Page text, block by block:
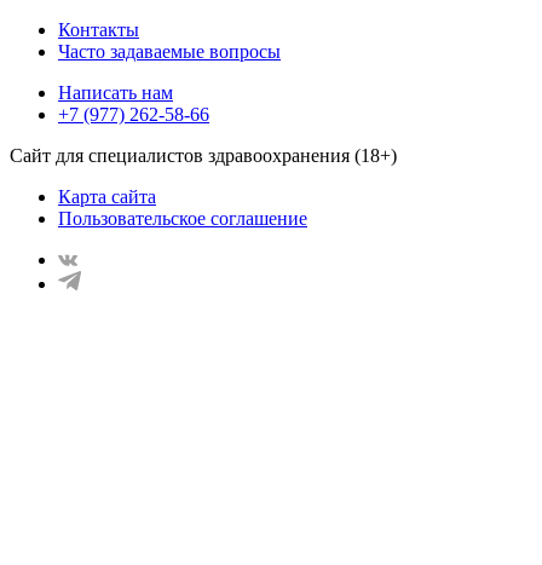
Контакты
Часто задаваемые вопросы
Написать нам
+7 (977) 262-58-66
Сайт для специалистов здравоохранения (18+)
Карта сайта
Пользовательское соглашение